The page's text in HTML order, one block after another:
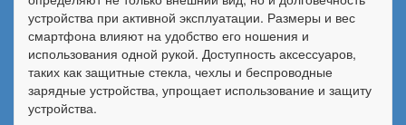
устройства при активной эксплуатации. Размеры и вес
смартфона влияют на удобство его ношения и
использования одной рукой. Доступность аксессуаров,
таких как защитные стекла, чехлы и беспроводные
зарядные устройства, упрощает использование и защиту
устройства.